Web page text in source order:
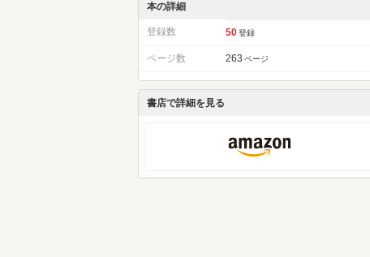
本の詳細
登録数 50 登録
ページ数 263 ページ
書店で詳細を見る